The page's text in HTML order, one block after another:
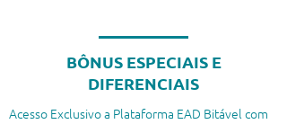
BÔNUS ESPECIAIS E
DIFERENCIAIS
Acesso Exclusivo a Plataforma EAD Bitável com